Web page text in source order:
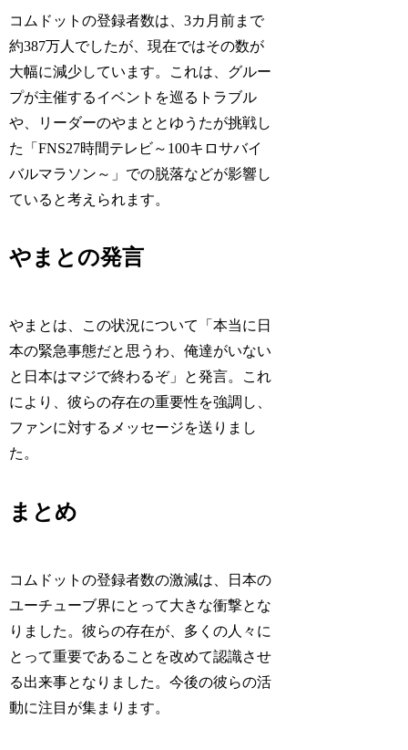
コムドットの登録者数は、3カ月前まで
約387万人でしたが、現在ではその数が
大幅に減少しています。これは、グルー
プが主催するイベントを巡るトラブル
や、リーダーのやまととゆうたが挑戦し
た「FNS27時間テレビ～100キロサバイ
バルマラソン～」での脱落などが影響し
ていると考えられます。
やまとの発言
やまとは、この状況について「本当に日
本の緊急事態だと思うわ、俺達がいない
と日本はマジで終わるぞ」と発言。これ
により、彼らの存在の重要性を強調し、
ファンに対するメッセージを送りまし
た。
まとめ
コムドットの登録者数の激減は、日本の
ユーチューブ界にとって大きな衝撃とな
りました。彼らの存在が、多くの人々に
とって重要であることを改めて認識させ
る出来事となりました。今後の彼らの活
動に注目が集まります。